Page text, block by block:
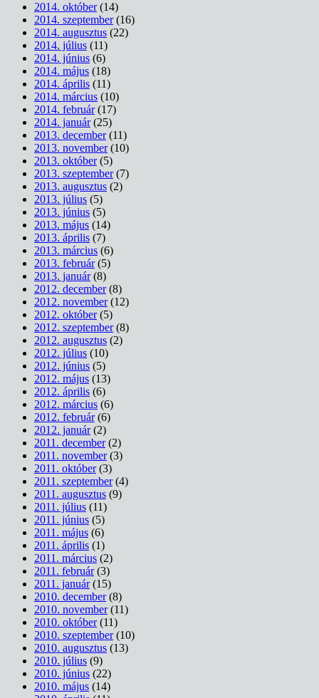
2014. október(14)
2014. szeptember(16)
2014. augusztus (22)
2014. július (11)
2014. június (6)
2014. május (18)
2014. április (11)
2014. március (10)
2014. február(17)
2014. január(25)
2013. december(11)
2013. november(10)
2013. október(5)
2013. szeptember(7)
2013. augusztus (2)
2013. július (5)
2013. június (5)
2013. május (14)
2013. április (7)
2013. március (6)
2013. február(5)
2013. január(8)
2012. december(8)
2012. november(12)
2012. október(5)
2012. szeptember(8)
2012. augusztus (2)
2012. július (10)
2012. június (5)
2012. május (13)
2012. április (6)
2012. március (6)
2012. február(6)
2012. január(2)
2011. december(2)
2011. november(3)
2011. október(3)
2011. szeptember(4)
2011. augusztus (9)
2011. július (11)
2011. június (5)
2011. május (6)
2011. április (1)
2011. március (2)
2011. február(3)
2011. január(15)
2010. december(8)
2010. november(11)
2010. október(11)
2010. szeptember(10)
2010. augusztus (13)
2010. július (9)
2010. június (22)
2010. május (14)